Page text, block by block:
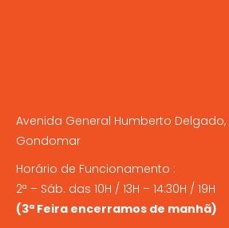
Avenida General Humberto Delgado,
Gondomar
Horário de Funcionamento :
2ª – Sáb. das 10H / 13H – 14:30H / 19H
(3ª Feira encerramos de manhã)